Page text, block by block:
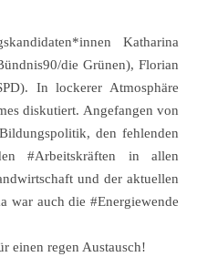
Katharina
die Grünen), Florian
In lockerer Atmosphäre
diskutiert. Angefangen von
den fehlenden
#Arbeitskräften in allen
und der aktuellen
war auch die #Energiewende
einen regen Austausch!